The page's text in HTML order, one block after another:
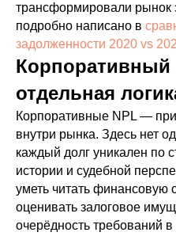
трансформировали рынок
подробно написано в
задолженности 2020 vs
Корпоративный
отдельная
Корпоративные NPL —
внутри рынка. Здесь нет
каждый долг уникален по
истории и судебной
уметь читать финансовую
оценивать залоговое
очерёдность требований